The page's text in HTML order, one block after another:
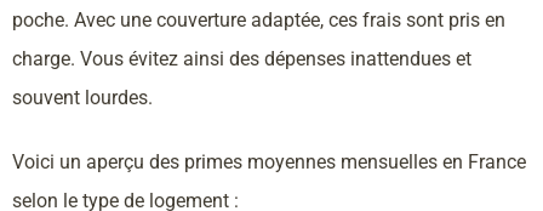
poche. Avec une couverture adaptée, ces frais sont pris en
charge. Vous évitez ainsi des dépenses inattendues et
souvent lourdes.
Voici un aperçu des primes moyennes mensuelles en France
selon le type de logement :